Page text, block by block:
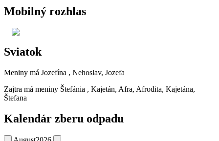
Mobilný rozhlas
Sviatok
Meniny má Jozefína , Nehoslav, Jozefa
Zajtra má meniny Štefánia , Kajetán, Afra, Afrodita, Kajetána,
Štefana
Kalendár zberu odpadu